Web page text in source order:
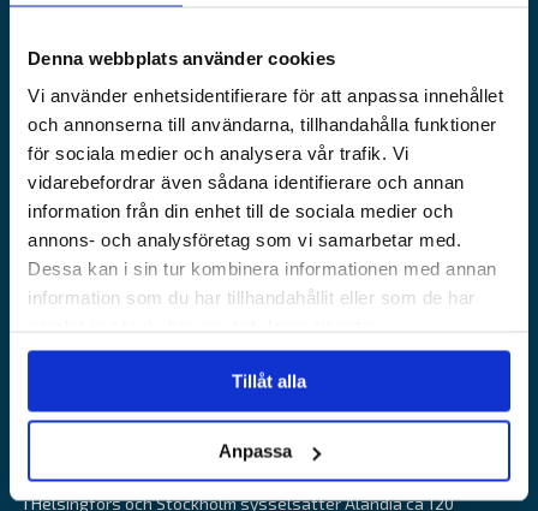
Denna webbplats använder cookies
Vi använder enhetsidentifierare för att anpassa innehållet
och annonserna till användarna, tillhandahålla funktioner
för sociala medier och analysera vår trafik. Vi
vidarebefordrar även sådana identifierare och annan
information från din enhet till de sociala medier och
annons- och analysföretag som vi samarbetar med.
Dessa kan i sin tur kombinera informationen med annan
information som du har tillhandahållit eller som de har
Tillåt alla
Anpassa
Loss prevention
VÅRA WEBBPLATSER
Båtförsäkring Sverige
Venevakuutus Suomi
Båtförsäkring Finland/Åland
Alandia Fastigheter
Alandia är ett försäkringsbolag med fokus på marin-, transport
Alandia snabb och relevant service och erbjuder långsiktiga
sjöförsäkringslösningar som skapar trygghet, hanterar risk och
minskar resursnyttjande. Med huvudkontor på Åland och kontor
i Helsingfors och Stockholm sysselsätter Alandia ca 120